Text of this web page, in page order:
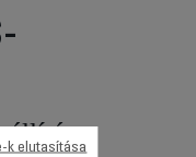
k elutasítása